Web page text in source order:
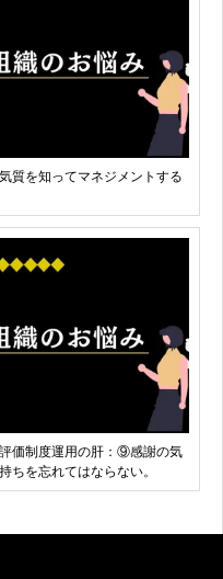
気質を知ってマネジメントする
評価制度運用の肝：⑨感謝の気
持ちを忘れてはならない。